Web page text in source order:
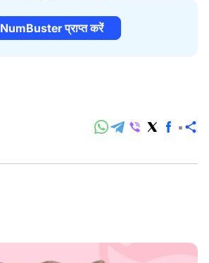
NumBuster प्राप्त करें